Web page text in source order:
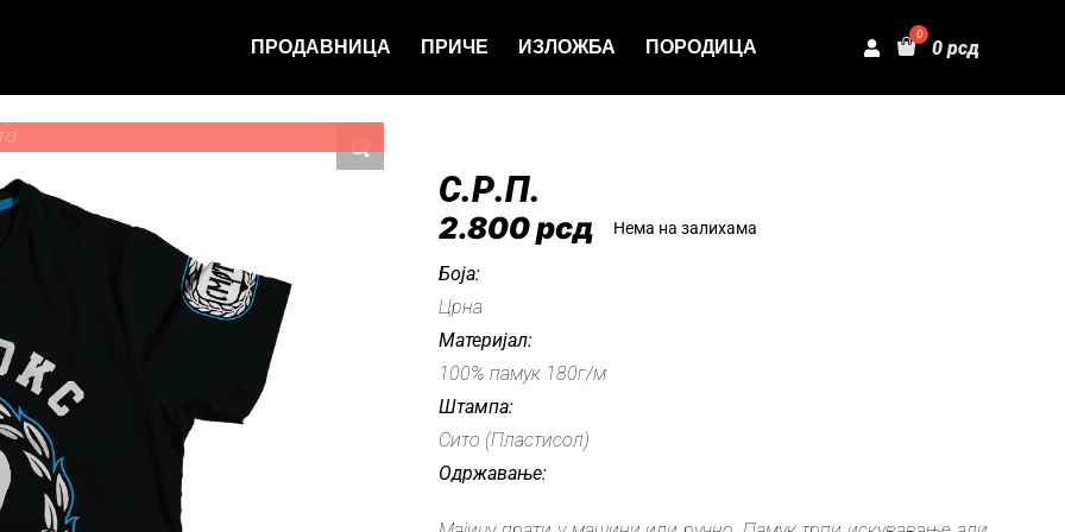
ПРОДАВНИЦА ПРИЧЕ ИЗЛОЖБА ПОРОДИЦА 0рсд
С.Р.П.
2.800рсд Нема на залихама
Боја:
Црна
Материјал:
100% памук 180г/м
Штампа:
Сито (Пластисол)
Одржавање: